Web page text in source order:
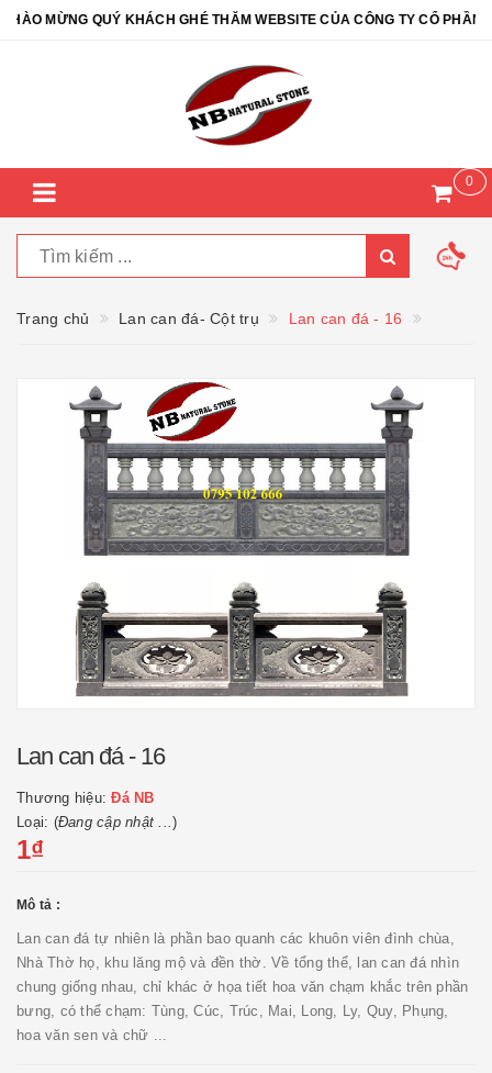
MỪNG QUÝ KHÁCH GHÉ THĂM WEBSITE CỦA CÔNG TY CỔ PHẦN
0
Trang chủ Lan can đá- Cột trụ Lan can đá - 16
Lan can đá - 16
Thương hiệu:Đá NB
Loại: (Đang cập nhật ...)
1₫
Mô tả :
Lan can đá tự nhiên là phần bao quanh các khuôn viên đình chùa,
Nhà Thờ họ, khu lăng mộ và đền thờ. Về tổng thể, lan can đá nhìn
chung giống nhau, chỉ khác ở họa tiết hoa văn chạm khắc trên phần
bưng, có thể chạm: Tùng, Cúc, Trúc, Mai, Long, Ly, Quy, Phụng,
hoa văn sen và chữ ...